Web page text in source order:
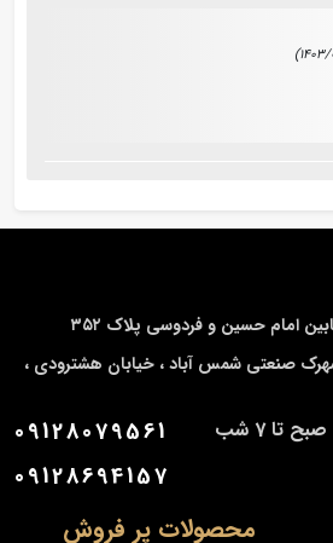
محصولات پر فروش
امام حسین و فردوسی پلاک ۳۵۲
صنعتی شمس آباد ، خیابان هشترودی ،
09128079561
09128694157